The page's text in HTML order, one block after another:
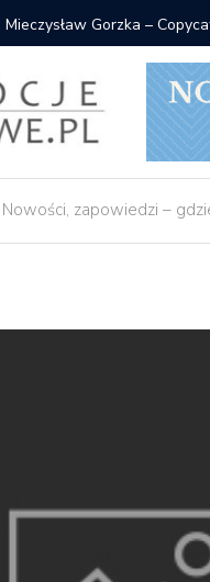
Mieczysław Gorzka –
Nowości, zapowiedzi –